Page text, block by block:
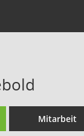
Mitarbeit